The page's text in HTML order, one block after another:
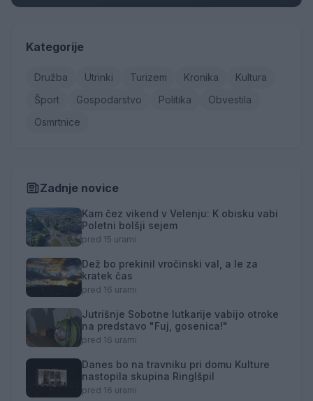
Kategorije
Družba Utrinki Turizem Kronika
Kultura
Šport
Gospodarstvo Politika
Obvestila
Osmrtnice
Zadnje novice
Kam čez vikend v Velenju: K obisku vabi
Poletni bolšji sejem
pred 15 urami
Dež bo prekinil vročinski val, a le za
kratek čas
pred 16 urami
Jutrišnje Sobotne lutkarije vabijo otroke
na predstavo "Fuj, gosenica!"
pred 16 urami
Danes bo na travniku pri domu Kulture
nastopila skupina Ringlšpil
pred 16 urami